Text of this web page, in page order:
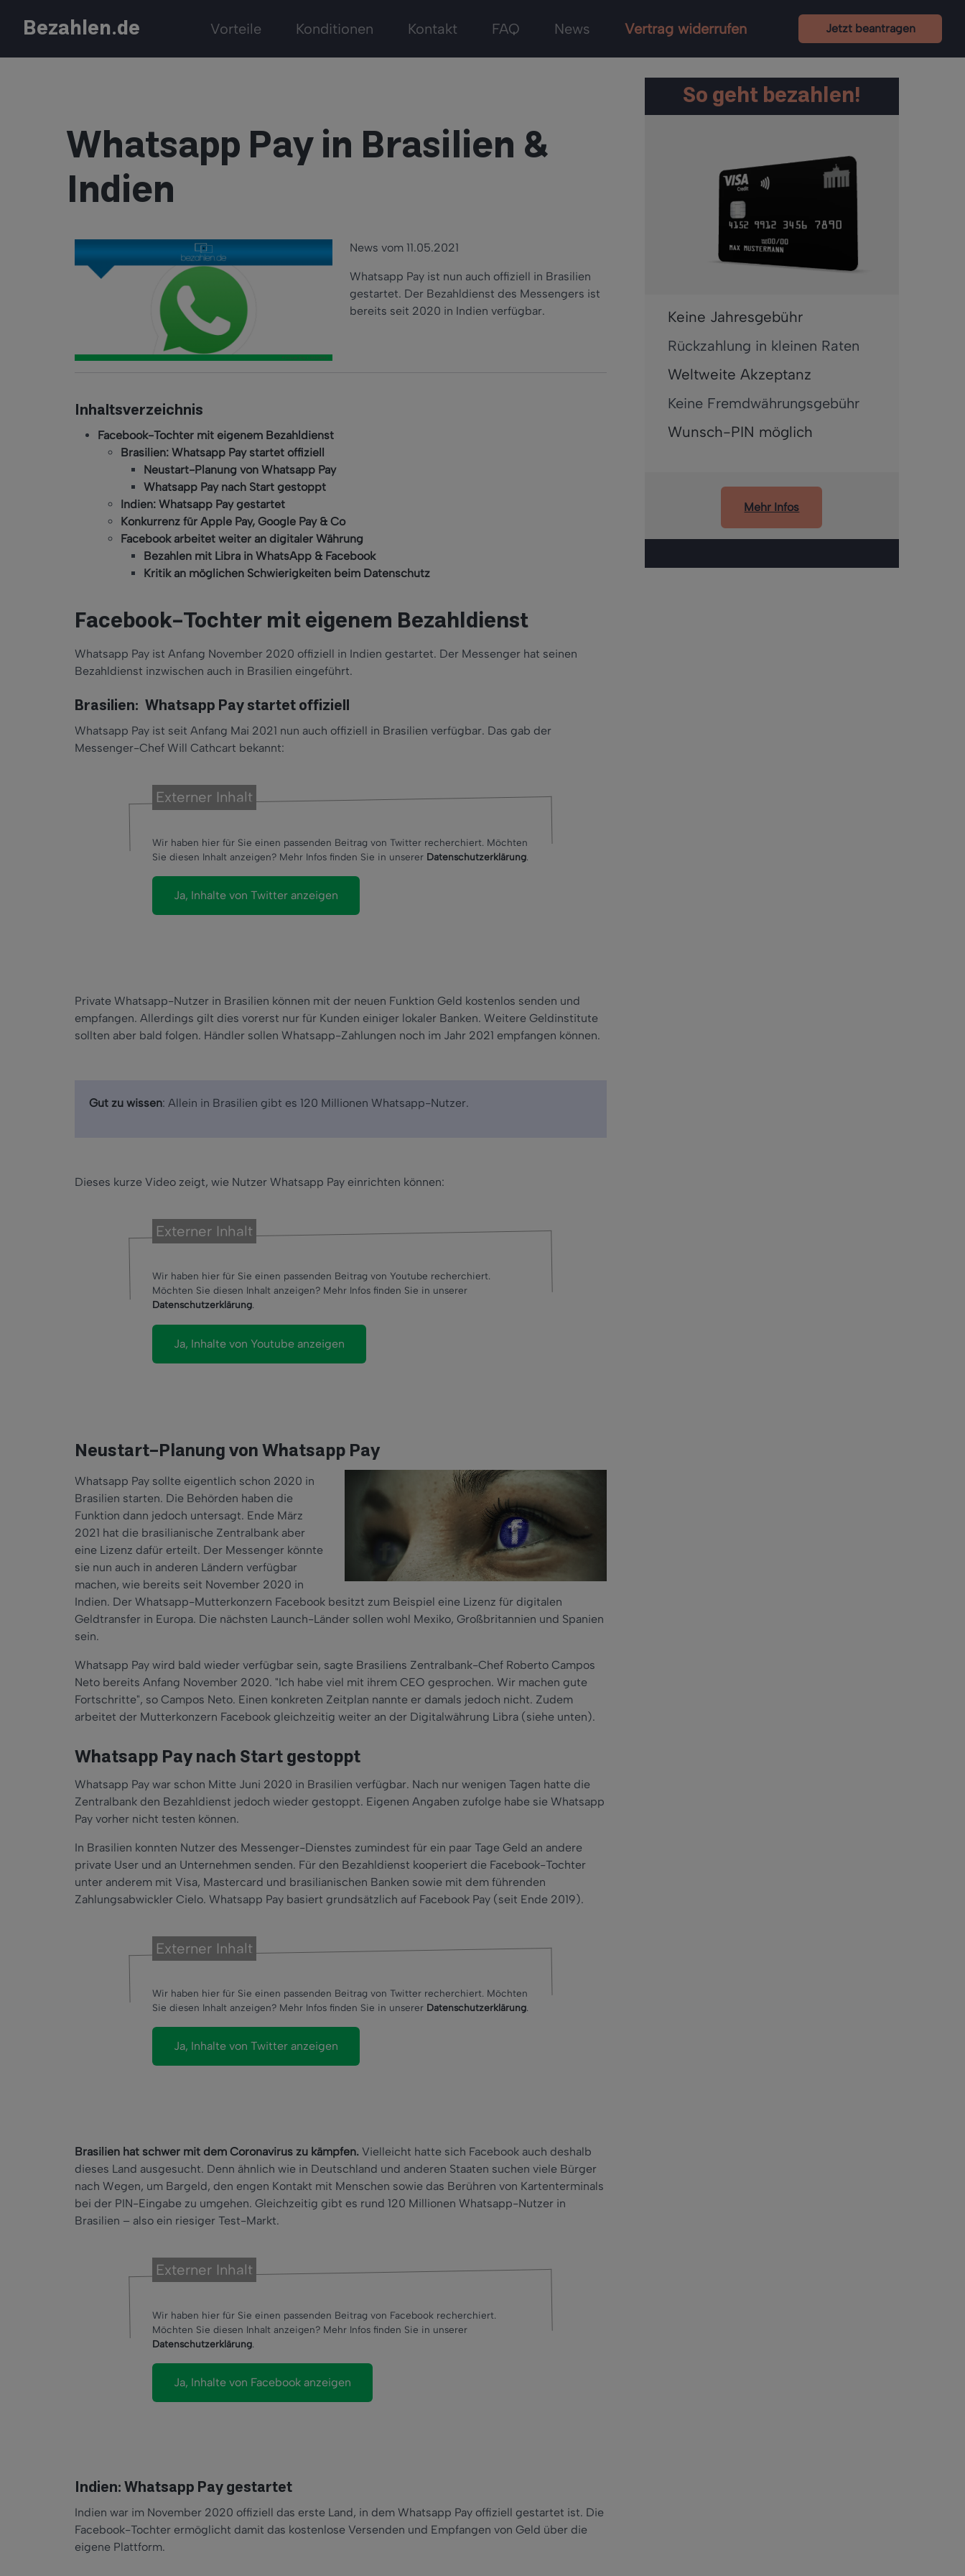
Bezahlen.de Vorteile Konditionen Kontakt FAQ News Vertrag widerrufen Jetzt beantragen
Whatsapp Pay in Brasilien &
Indien
News vom 11.05.2021
Whatsapp Pay ist nun auch offiziell in Brasilien
gestartet. Der Bezahldienst des Messengers ist
bereits seit 2020 in Indien verfügbar.
Inhaltsverzeichnis
Facebook-Tochter mit eigenem Bezahldienst
Brasilien: Whatsapp Pay startet offiziell
Neustart-Planung von Whatsapp Pay
Whatsapp Pay nach Start gestoppt
Indien: Whatsapp Pay gestartet
Konkurrenz für Apple Pay, Google Pay & Co
Facebook arbeitet weiter an digitaler Währung
Bezahlen mit Libra in WhatsApp & Facebook
Kritik an möglichen Schwierigkeiten beim Datenschutz
Facebook-Tochter mit eigenem Bezahldienst
Whatsapp Pay ist Anfang November 2020 offiziell in Indien gestartet. Der Messenger hat seinen
Bezahldienst inzwischen auch in Brasilien eingeführt.
Brasilien: Whatsapp Pay startet offiziell
Whatsapp Pay ist seit Anfang Mai 2021 nun auch offiziell in Brasilien verfügbar. Das gab der
Messenger-Chef Will Cathcart bekannt:
Externer Inhalt
Wir haben hier für Sie einen passenden Beitrag von Twitter recherchiert. Möchten
Sie diesen Inhalt anzeigen? Mehr Infos finden Sie in unserer Datenschutzerklärung.
Private Whatsapp-Nutzer in Brasilien können mit der neuen Funktion Geld kostenlos senden und
empfangen. Allerdings gilt dies vorerst nur für Kunden einiger lokaler Banken. Weitere Geldinstitute
sollten aber bald folgen. Händler sollen Whatsapp-Zahlungen noch im Jahr 2021 empfangen können.
Gut zu wissen: Allein in Brasilien gibt es 120 Millionen Whatsapp-Nutzer.
Dieses kurze Video zeigt, wie Nutzer Whatsapp Pay einrichten können:
Externer Inhalt
Wir haben hier für Sie einen passenden Beitrag von Youtube recherchiert.
Möchten Sie diesen Inhalt anzeigen? Mehr Infos finden Sie in unserer
Datenschutzerklärung.
Neustart-Planung von Whatsapp Pay
Whatsapp Pay sollte eigentlich schon 2020 in
Brasilien starten. Die Behörden haben die
Funktion dann jedoch untersagt. Ende März
2021 hat die brasilianische Zentralbank aber
eine Lizenz dafür erteilt. Der Messenger könnte
sie nun auch in anderen Ländern verfügbar
machen, wie bereits seit November 2020 in
Indien. Der Whatsapp-Mutterkonzern Facebook besitzt zum Beispiel eine Lizenz für digitalen
Geldtransfer in Europa. Die nächsten Launch-Länder sollen wohl Mexiko, Großbritannien und Spanien
sein.
Whatsapp Pay wird bald wieder verfügbar sein, sagte Brasiliens Zentralbank-Chef Roberto Campos
Neto bereits Anfang November 2020. "Ich habe viel mit ihrem CEO gesprochen. Wir machen gute
Fortschritte", so Campos Neto. Einen konkreten Zeitplan nannte er damals jedoch nicht. Zudem
arbeitet der Mutterkonzern Facebook gleichzeitig weiter an der Digitalwährung Libra (siehe unten).
Whatsapp Pay nach Start gestoppt
Whatsapp Pay war schon Mitte Juni 2020 in Brasilien verfügbar. Nach nur wenigen Tagen hatte die
Zentralbank den Bezahldienst jedoch wieder gestoppt. Eigenen Angaben zufolge habe sie Whatsapp
Pay vorher nicht testen können.
In Brasilien konnten Nutzer des Messenger-Dienstes zumindest für ein paar Tage Geld an andere
private User und an Unternehmen senden. Für den Bezahldienst kooperiert die Facebook-Tochter
unter anderem mit Visa, Mastercard und brasilianischen Banken sowie mit dem führenden
Zahlungsabwickler Cielo. Whatsapp Pay basiert grundsätzlich auf Facebook Pay (seit Ende 2019).
Externer Inhalt
Wir haben hier für Sie einen passenden Beitrag von Twitter recherchiert. Möchten
Sie diesen Inhalt anzeigen? Mehr Infos finden Sie in unserer Datenschutzerklärung.
Brasilien hat schwer mit dem Coronavirus zu kämpfen. Vielleicht hatte sich Facebook auch deshalb
dieses Land ausgesucht. Denn ähnlich wie in Deutschland und anderen Staaten suchen viele Bürger
nach Wegen, um Bargeld, den engen Kontakt mit Menschen sowie das Berühren von Kartenterminals
bei der PIN-Eingabe zu umgehen. Gleichzeitig gibt es rund 120 Millionen Whatsapp-Nutzer in
Brasilien – also ein riesiger Test-Markt.
Externer Inhalt
Wir haben hier für Sie einen passenden Beitrag von Facebook recherchiert.
Möchten Sie diesen Inhalt anzeigen? Mehr Infos finden Sie in unserer
Datenschutzerklärung.
Indien: Whatsapp Pay gestartet
Indien war im November 2020 offiziell das erste Land, in dem Whatsapp Pay offiziell gestartet ist. Die
Facebook-Tochter ermöglicht damit das kostenlose Versenden und Empfangen von Geld über die
eigene Plattform.
So geht bezahlen!
Keine Jahresgebühr
Rückzahlung in kleinen Raten
Weltweite Akzeptanz
Keine Fremdwährungsgebühr
Wunsch-PIN möglich
Mehr Infos